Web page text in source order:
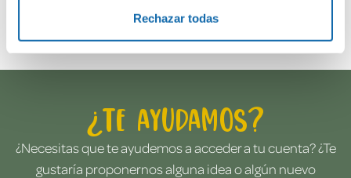
Rechazar todas
Envía tu opinión
¿Te ayudamos?
¿Necesitas que te ayudemos a acceder a tu cuenta? ¿Te
gustaría proponernos alguna idea o algún nuevo